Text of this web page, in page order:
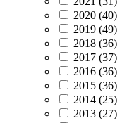
2020 (40)
2019 (49)
2018 (36)
2017 (37)
2016 (36)
2015 (36)
2014 (25)
2013 (27)